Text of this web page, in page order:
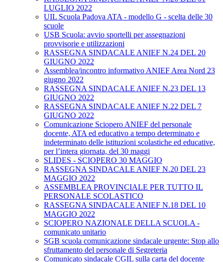
LUGLIO 2022
UIL Scuola Padova ATA - modello G - scelta delle 30
scuole
USB Scuola: avvio sportelli per assegnazioni
provvisorie e utilizzazioni
RASSEGNA SINDACALE ANIEF N.24 DEL 20
GIUGNO 2022
Assemblea/incontro informativo ANIEF Area Nord 23
giugno 2022
RASSEGNA SINDACALE ANIEF N.23 DEL 13
GIUGNO 2022
RASSEGNA SINDACALE ANIEF N.22 DEL 7
GIUGNO 2022
Comunicazione Sciopero ANIEF del personale
docente, ATA ed educativo a tempo determinato e
indeterminato delle istituzioni scolastiche ed educative,
per l’intera giornata, del 30 maggi
SLIDES - SCIOPERO 30 MAGGIO
RASSEGNA SINDACALE ANIEF N.20 DEL 23
MAGGIO 2022
ASSEMBLEA PROVINCIALE PER TUTTO IL
PERSONALE SCOLASTICO
RASSEGNA SINDACALE ANIEF N.18 DEL 10
MAGGIO 2022
SCIOPERO NAZIONALE DELLA SCUOLA -
comunicato unitario
SGB scuola comunicazione sindacale urgente: Stop allo
sfruttamento del personale di Segreteria
Comunicato sindacale CGIL sulla carta del docente